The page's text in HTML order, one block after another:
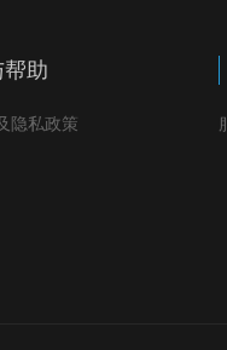
助
隐私政策